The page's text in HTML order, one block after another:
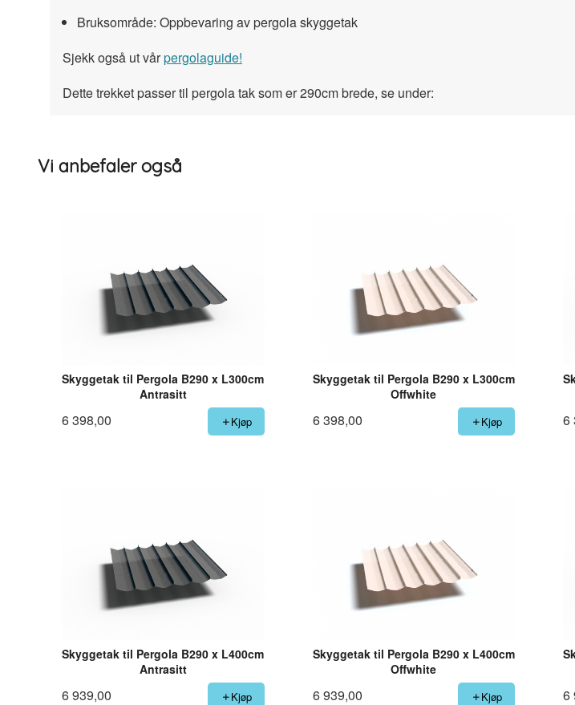
Bruksområde: Oppbevaring av pergola skyggetak
Sjekk også ut vårpergolaguide!
Dette trekket passer til pergola tak som er 290cm brede, se under:
Vi anbefaler også
Skyggetak til Pergola B290 x L300cm
Antrasitt
6 398,00 Kjøp
Skyggetak til Pergola B290 x L300cm
Offwhite
6 398,00 Kjøp 6
Skyggetak til Pergola B290 x L400cm
Antrasitt
6 939,00 Kjøp
Skyggetak til Pergola B290 x L400cm
Offwhite
6 939,00 Kjøp 6